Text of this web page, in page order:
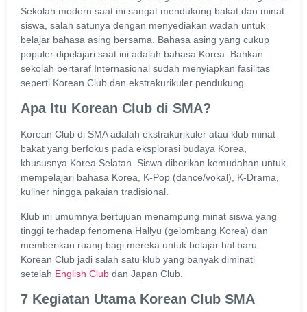
Sekolah modern saat ini sangat mendukung bakat dan minat
siswa, salah satunya dengan menyediakan wadah untuk
belajar bahasa asing bersama. Bahasa asing yang cukup
populer dipelajari saat ini adalah bahasa Korea. Bahkan
sekolah bertaraf Internasional sudah menyiapkan fasilitas
seperti Korean Club dan ekstrakurikuler pendukung.
Apa Itu Korean Club di SMA?
Korean Club di SMA adalah ekstrakurikuler atau klub minat
bakat yang berfokus pada eksplorasi budaya Korea,
khususnya Korea Selatan. Siswa diberikan kemudahan untuk
mempelajari bahasa Korea, K-Pop (dance/vokal), K-Drama,
kuliner hingga pakaian tradisional.
Klub ini umumnya bertujuan menampung minat siswa yang
tinggi terhadap fenomena Hallyu (gelombang Korea) dan
memberikan ruang bagi mereka untuk belajar hal baru.
Korean Club jadi salah satu klub yang banyak diminati
setelah English Club dan Japan Club.
7 Kegiatan Utama Korean Club SMA